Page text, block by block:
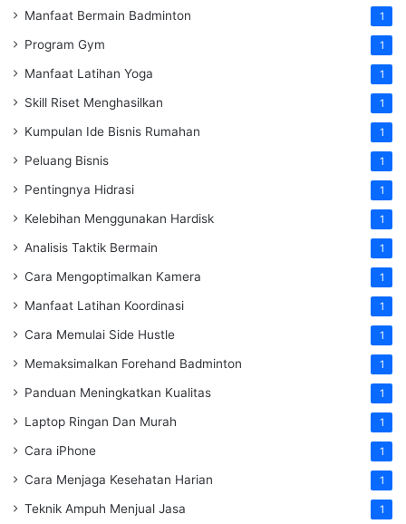
Manfaat Bermain Badminton 1
Program Gym 1
Manfaat Latihan Yoga 1
Skill Riset Menghasilkan 1
Kumpulan Ide Bisnis Rumahan 1
Peluang Bisnis 1
Pentingnya Hidrasi 1
Kelebihan Menggunakan Hardisk 1
Analisis Taktik Bermain 1
Cara Mengoptimalkan Kamera 1
Manfaat Latihan Koordinasi 1
Cara Memulai Side Hustle 1
Memaksimalkan Forehand Badminton 1
Panduan Meningkatkan Kualitas 1
Laptop Ringan Dan Murah 1
Cara iPhone 1
Cara Menjaga Kesehatan Harian 1
Teknik Ampuh Menjual Jasa 1